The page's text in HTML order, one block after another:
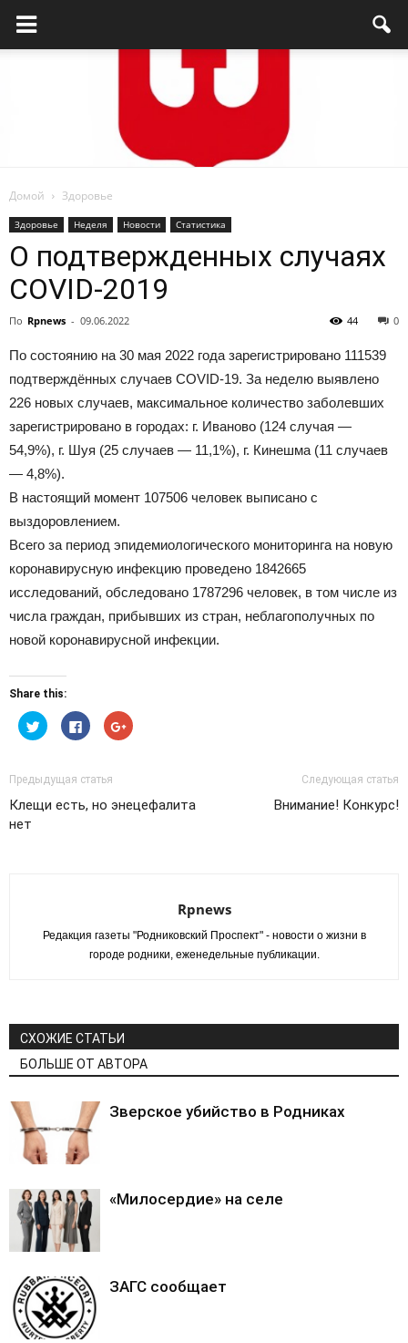
—
Официальный
газеты
Домой Здоровье
Здоровье Неделя Новости Статистика
О подтвержденных случаях
COVID-2019
По Rpnews - 09.06.2022 0
44
По состоянию на 30 мая 2022 года зарегистрировано 111539
подтверждённых случаев COVID-19. За неделю выявлено
226 новых случаев, максимальное количество заболевших
зарегистрировано в городах: г. Иваново (124 случая —
54,9%), г. Шуя (25 случаев — 11,1%), г. Кинешма (11 случаев
— 4,8%).
В настоящий момент 107506 человек выписано с
выздоровлением.
Всего за период эпидемиологического мониторинга на новую
коронавирусную инфекцию проведено 1842665
исследований, обследовано 1787296 человек, в том числе из
числа граждан, прибывших из стран, неблагополучных по
новой коронавирусной инфекции.
Share this:
Нажмите,
чтобы
поделиться
(Открывается
в
новом
окне)
Нажмите
здесь,
чтобы
на
Facebook.
(Открывается
в
Нажмите,
чтобы
новом
окне)
Предыдущая статья
Клещи есть, но энецефалита
нет
Следующая статья
Внимание! Конкурс!
Rpnews
Редакция газеты "Родниковский Проспект" - новости о жизни в
городе родники, еженедельные публикации.
СХОЖИЕ СТАТЬИ
БОЛЬШЕ ОТ АВТОРА
Зверское убийство в Родниках
«Милосердие» на селе
ЗАГС сообщает